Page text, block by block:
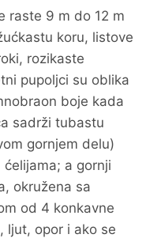
raste 9 m do 12 m
koru, listove
rozikaste
pupoljci su oblika
boje kada
sadrži tubastu
gornjem delu)
a gornji
okružena sa
od 4 konkavne
ljut, opor i ako se